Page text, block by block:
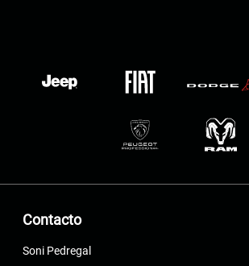
Contacto
Soni Pedregal